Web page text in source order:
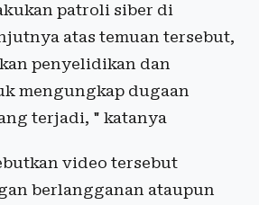
patroli siber di
atas temuan tersebut,
penyelidikan dan
mengungkap dugaan
terjadi, " katanya
video tersebut
berlangganan ataupun